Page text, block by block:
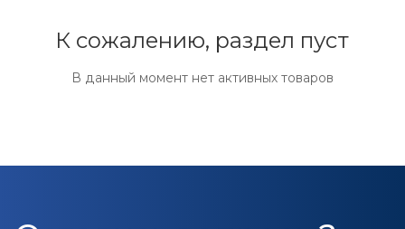
К сожалению, раздел пуст
В данный момент нет активных товаров